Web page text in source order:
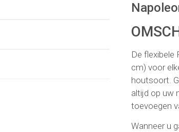
De flexibele
cm) voor
houtsoort.
altijd op uw
toevoegen
Wanneer u